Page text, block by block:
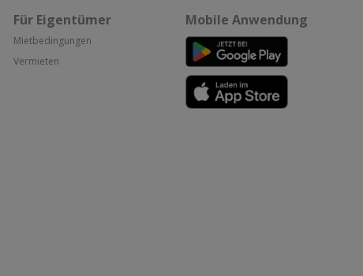
Für Eigentümer
Mietbedingungen
Vermieten
Mobile Anwendung